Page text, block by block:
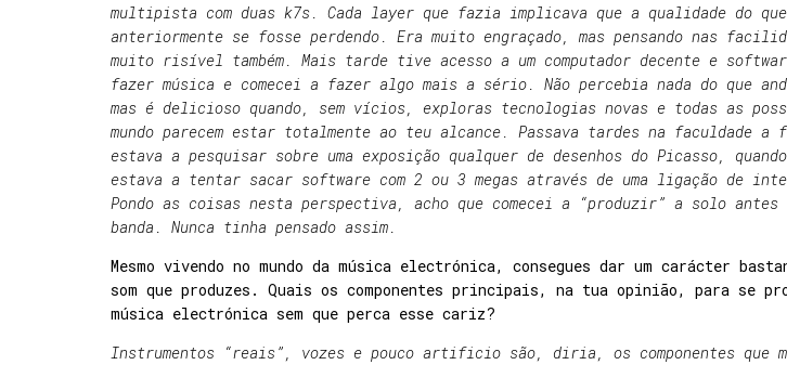
multipista com duas k7s. Cada layer que fazia implicava que a qualidade do
anteriormente se fosse perdendo. Era muito engraçado, mas pensando nas
muito risível também. Mais tarde tive acesso a um computador decente e
fazer música e comecei a fazer algo mais a sério. Não percebia nada do que
mas é delicioso quando, sem vícios, exploras tecnologias novas e todas as
mundo parecem estar totalmente ao teu alcance. Passava tardes na faculdade
estava a pesquisar sobre uma exposição qualquer de desenhos do Picasso,
estava a tentar sacar software com 2 ou 3 megas através de uma ligação de
Pondo as coisas nesta perspectiva, acho que comecei a “produzir” a solo
banda. Nunca tinha pensado assim.
Mesmo vivendo no mundo da música electrónica, consegues dar um carácter
som que produzes. Quais os componentes principais, na tua opinião, para se
música electrónica sem que perca esse cariz?
Instrumentos “reais”, vozes e pouco artificio são, diria, os componentes que